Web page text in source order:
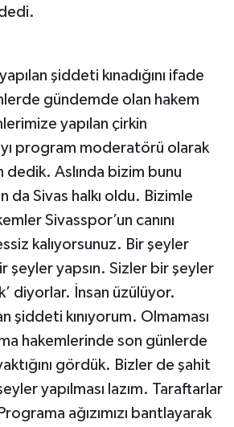
şiddeti kınadığını ifade
gündemde olan hakem
yapılan çirkin
program moderatörü olarak
dedik. Aslında bizim bunu
da Sivas halkı oldu. Bizimle
Sivasspor’un canını
kalıyorsunuz. Bir şeyler
şeyler yapsın. Sizler bir şeyler
diyorlar. İnsan üzülüyor.
şiddeti kınıyorum. Olmaması
hakemlerinde son günlerde
yaktığını gördük. Bizler de şahit
yapılması lazım. Taraftarlar
ağızımızı bantlayarak